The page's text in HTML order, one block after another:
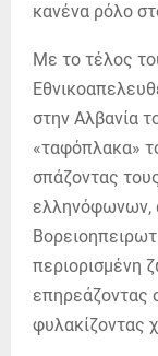
κανένα ρόλο
Με το τέλος
στην Αλβανία
«ταφόπλακα»
σπάζοντας
ελληνόφωνων,
περιορισμένη
επηρεάζοντας
φυλακίζοντας